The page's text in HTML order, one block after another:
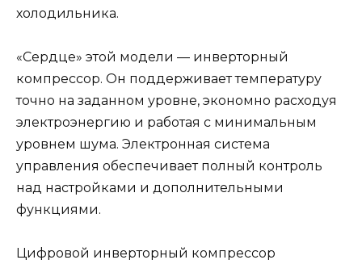
холодильника.
«Сердце» этой модели — инверторный
компрессор. Он поддерживает температуру
точно на заданном уровне, экономно расходуя
электроэнергию и работая с минимальным
уровнем шума. Электронная система
управления обеспечивает полный контроль
над настройками и дополнительными
функциями.
Цифровой инверторный компрессор